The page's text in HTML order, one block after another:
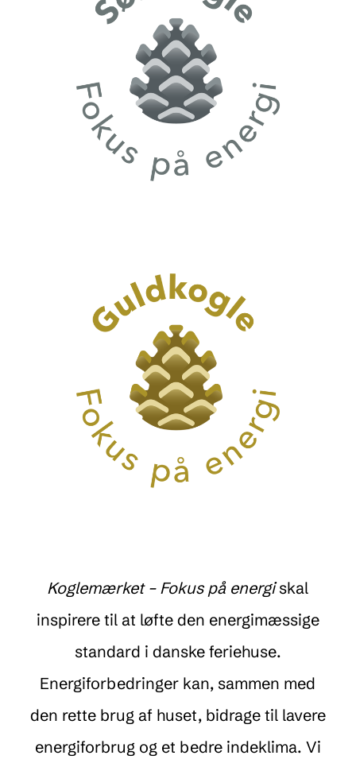
Koglemærket – Fokus på energiskal
inspirere til at løfte den energimæssige
standard i danske feriehuse.
Energiforbedringer kan, sammen med
den rette brug af huset, bidrage til lavere
energiforbrug og et bedre indeklima. Vi